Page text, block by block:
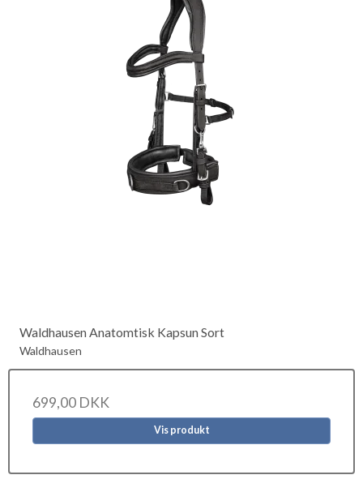
Waldhausen Anatomtisk Kapsun Sort
Waldhausen
699,00 DKK
Vis produkt